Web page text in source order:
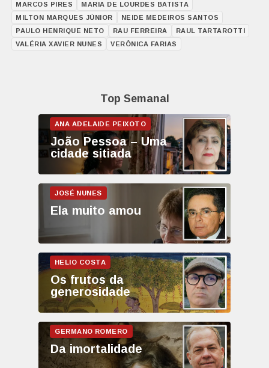
MARCOS PIRES
MARIA DE LOURDES BATISTA
MILTON MARQUES JÚNIOR
NEIDE MEDEIROS SANTOS
PAULO HENRIQUE NETO
RAU FERREIRA
RAUL TARTAROTTI
VALÉRIA XAVIER NUNES
VERÔNICA FARIAS
Top Semanal
João Pessoa – Uma
cidade sitiada
Ela muito amou
Os frutos da
generosidade
Da imortalidade